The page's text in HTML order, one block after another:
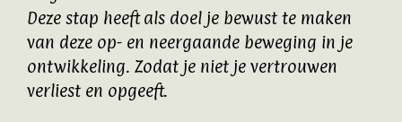
Deze stap heeft als doel je bewust te maken
van deze op- en neergaande beweging in je
ontwikkeling. Zodat je niet je vertrouwen
verliest en opgeeft.